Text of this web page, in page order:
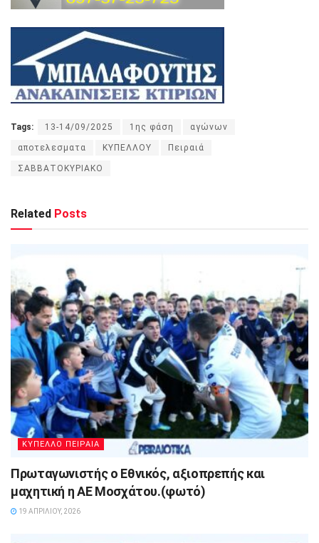
Tags: 13-14/09/2025 1ης φάση αγώνων
αποτελεσματα ΚΥΠΕΛΛΟΥ Πειραιά
ΣΑΒΒΑΤΟΚΥΡΙΑΚΟ
Related Posts
ΚΥΠΕΛΛΟ ΠΕΙΡΑΙΑ
Πρωταγωνιστής ο Εθνικός, αξιοπρεπής και
μαχητική η ΑΕ Μοσχάτου.(φωτό)
19 ΑΠΡΙΛΊΟΥ, 2026